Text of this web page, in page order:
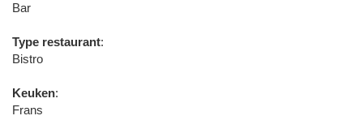
Bar
Type restaurant:
Bistro
Keuken:
Frans